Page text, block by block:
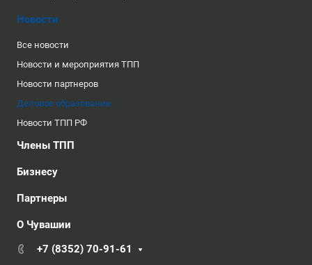
Новости
Все новости
Новости и мероприятия ТПП
Новости партнеров
Деловое образование
Новости ТПП РФ
Члены ТПП
Бизнесу
Партнеры
О Чувашии
+7 (8352) 70-91-61